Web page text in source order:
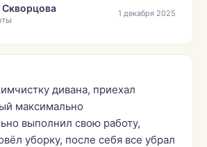
Скворцова 1 декабря 2025
дивана, приехал
максимально
выполнил свою работу,
уборку, после себя все убрал